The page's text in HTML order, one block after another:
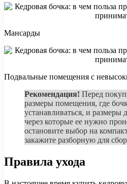
Мансарды
Подвальные помещения с
Рекомендация! Перед
размеры помещения, где
устанавливаться, и размеры
через которые ее нужно
остановите выбор на
закажите разборную для
Правила ухода